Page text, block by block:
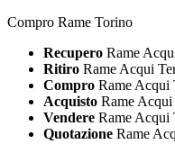
Compro Rame Torino
Recupero Rame
Ritiro Rame Acqui
Compro Rame Acqui
Acquisto Rame Acqui
Vendere Rame Acqui
Quotazione Rame